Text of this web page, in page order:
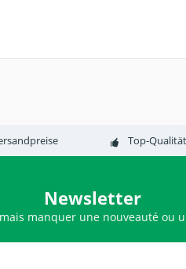
Top-
Newsletter
manquer une nouveauté ou